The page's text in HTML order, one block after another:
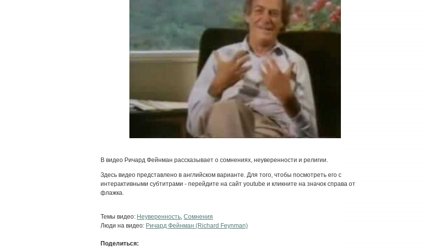
В видео Ричард Фейнман рассказывает о сомнениях, неуверенности и религии.
Здесь видео представлено в английском варианте. Для того, чтобы посмотреть его с
интерактивными субтитрами - перейдите на сайт youtube и кликните на значок справа от
флажка.
Темы видео: Неуверенность Сомнения
Люди на видео: Ричард Фейнман (Richard Feynman)
Поделиться: